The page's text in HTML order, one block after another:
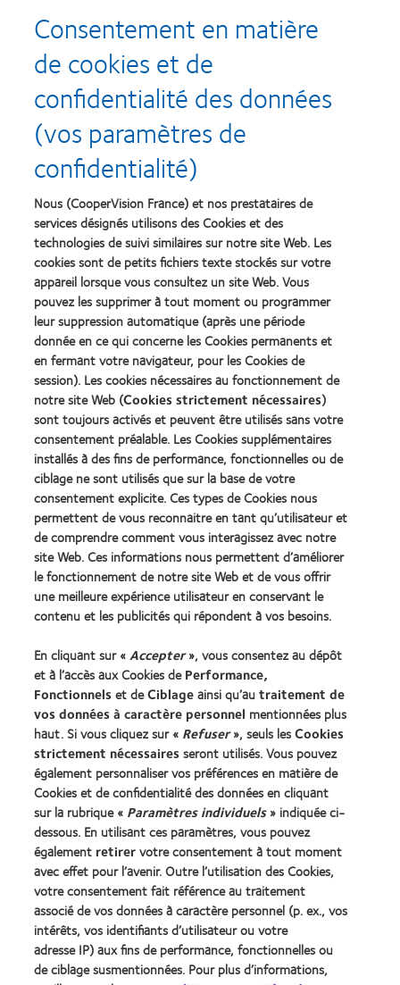
C'est une occasion d'évoluer.
À l'Université CooperVision, nous offrons plusieurs
possibilités de formation et de développement en interne
comme en externe.
Nos objectifs incluent :
Accroître le savoir professionnel ;
Parvenir à une amélioration continue ;
Enrichir l'expertise en matière de résolution des problèmes
et bien d'autres choses encore.
Contactez-nous pour découvrir comment l'Université
CooperVision peut vous aider.
Nos produits
Trouver un spécialiste
Lentilles de contact et vision
Nouveau porteur
Carrières chez CooperVision
Actualités
Contact
Légal
Politique de confidentialité
Cookies
Conditions d'utilisation
Décret 2013
identifiant unique délivré par l'Agence de la transition
écologique (ADEME) : FR217780_01DQPP
Gérer les préférences relatives au consentement
Consentement en matière
de cookies et de
confidentialité des données
(vos paramètres de
confidentialité)
Nous (CooperVision France) et nos prestataires de
services désignés utilisons des Cookies et des
technologies de suivi similaires sur notre site Web. Les
cookies sont de petits fichiers texte stockés sur votre
appareil lorsque vous consultez un site Web. Vous
pouvez les supprimer à tout moment ou programmer
leur suppression automatique (après une période
donnée en ce qui concerne les Cookies permanents et
en fermant votre navigateur, pour les Cookies de
session). Les cookies nécessaires au fonctionnement de
notre site Web (Cookies strictement nécessaires)
sont toujours activés et peuvent être utilisés sans votre
consentement préalable. Les Cookies supplémentaires
installés à des fins de performance, fonctionnelles ou de
ciblage ne sont utilisés que sur la base de votre
consentement explicite. Ces types de Cookies nous
permettent de vous reconnaitre en tant qu’utilisateur et
de comprendre comment vous interagissez avec notre
site Web. Ces informations nous permettent d’améliorer
le fonctionnement de notre site Web et de vous offrir
une meilleure expérience utilisateur en conservant le
contenu et les publicités qui répondent à vos besoins.
En cliquant sur «Accepter», vous consentez au dépôt
et à l’accès aux Cookies dePerformance,
Fonctionnelset deCiblageainsi qu’autraitement de
vos données à caractère personnel mentionnées plus
haut. Si vous cliquez sur « Refuser», seuls lesCookies
strictement nécessairesseront utilisés. Vous pouvez
également personnaliser vos préférences en matière de
Cookies et de confidentialité des données en cliquant
sur la rubrique « Paramètres individuels» indiquée ci-
dessous. En utilisant ces paramètres, vous pouvez
également retirervotre consentement à tout moment
avec effet pour l’avenir. Outre l’utilisation des Cookies,
votre consentement fait référence au traitement
associé de vos données à caractère personnel (p. ex., vos
intérêts, vos identifiants d’utilisateur ou votre
adresse IP) aux fins de performance, fonctionnelles ou
de ciblage susmentionnées. Pour plus d’informations,